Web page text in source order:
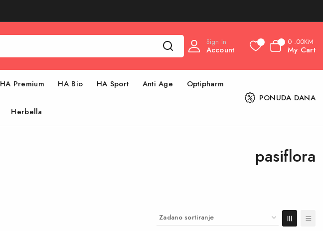
Sign In
Account
0 0 0 .00KM
My Cart
HA Premium HA Bio HA Sport Anti Age Optipharm
Herbella
PONUDA DANA
pasiflora